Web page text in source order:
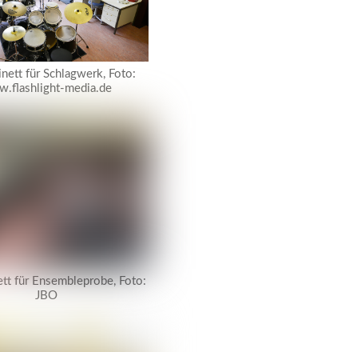
für Schlagwerk, Foto:
media.de
für Ensembleprobe, Foto:
JBO